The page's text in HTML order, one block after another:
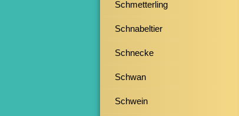
Schmetterling
Schnabeltier
Schnecke
Schwan
Schwein